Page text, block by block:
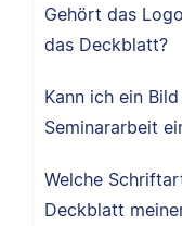
Gehört das
das Deckblatt?
Kann ich ein
Seminararbeit
Welche
Deckblatt